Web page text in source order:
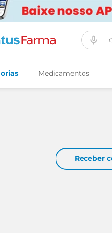
O que
Medicamentos
Receber